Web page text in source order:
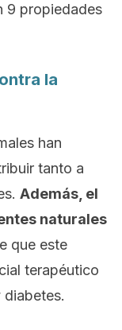
9 propiedades
la
han
tanto a
Además, el
naturales
que este
terapéutico